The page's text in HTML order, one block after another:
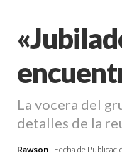
La vocera del
detalles de la
Rawson- Fecha de